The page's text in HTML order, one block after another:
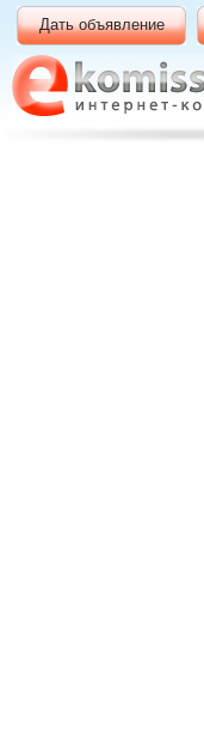
Дать объявление